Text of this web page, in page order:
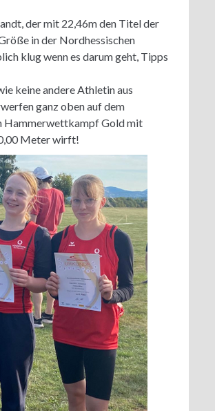
der mit 22,46m den Titel der
in der Nordhessischen
klug wenn es darum geht, Tipps
keine andere Athletin aus
ganz oben auf dem
Hammerwettkampf Gold mit
Meter wirft!